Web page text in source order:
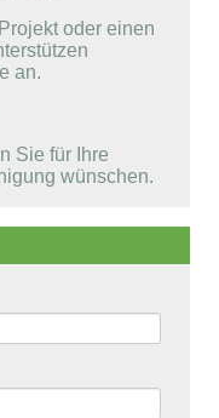
oder einen
an.
Sie für Ihre
wünschen.